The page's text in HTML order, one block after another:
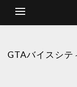
GTAバイスシテ